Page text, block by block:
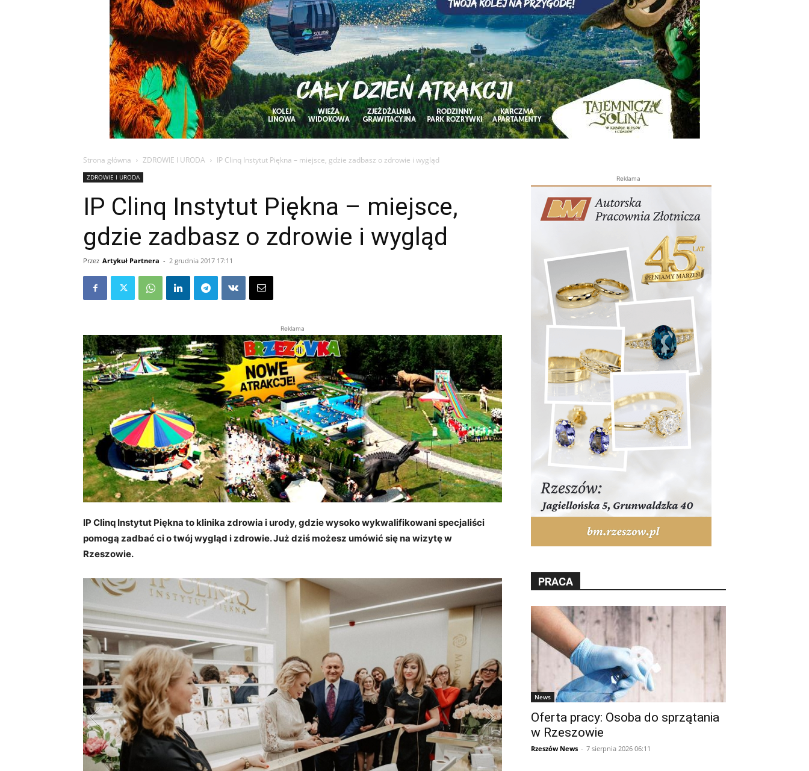
Strona główna ZDROWIE I URODA IP Clinq Instytut Piękna – miejsce, gdzie zadbasz o zdrowie i wygląd
ZDROWIE I URODA
IP Clinq Instytut Piękna – miejsce,
gdzie zadbasz o zdrowie i wygląd
Przez Artykuł Partnera - 2 grudnia 2017 17:11
Reklama
IP Clinq Instytut Piękna to klinika zdrowia i urody, gdzie wysoko wykwalifikowani specjaliści
pomogą zadbać ci o twój wygląd i zdrowie. Już dziś możesz umówić się na wizytę w
Rzeszowie.
Reklama
PRACA
News
Oferta pracy: Osoba do sprzątania
w Rzeszowie
Rzeszów News - 7 sierpnia 2026 06:11